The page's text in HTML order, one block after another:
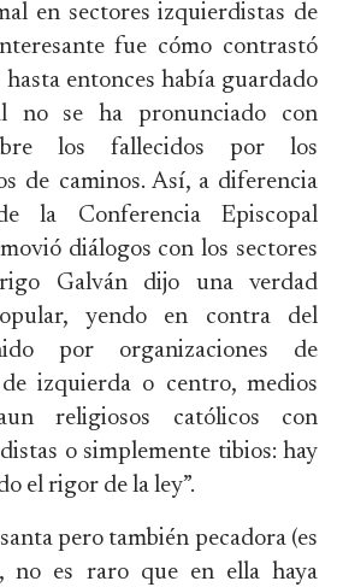
en sectores izquierdistas de
fue cómo contrastó
entonces había guardado
no se ha pronunciado con
los fallecidos por los
de caminos. Así, a diferencia
la Conferencia Episcopal
diálogos con los sectores
Galván dijo una verdad
yendo en contra del
por organizaciones de
izquierda o centro, medios
religiosos católicos con
o simplemente tibios: hay
el rigor de la ley”.
pero también pecadora (es
no es raro que en ella haya